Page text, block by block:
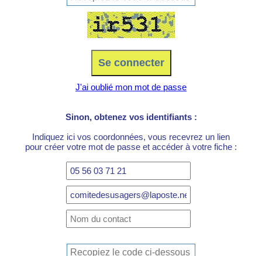
J'ai oublié mon mot de passe
Sinon, obtenez vos identifiants :
Indiquez ici vos coordonnées, vous recevrez un lien
pour créer votre mot de passe et accéder à votre fiche :